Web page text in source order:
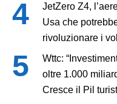
JetZero Z4,
Usa che
rivoluzionare i
Wttc:
oltre 1.000
Cresce il Pil